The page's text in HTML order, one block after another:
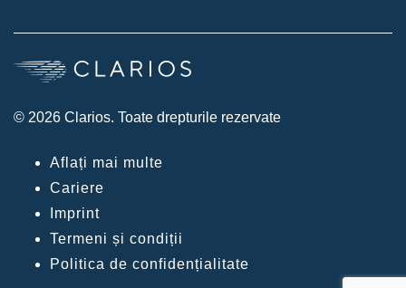
© 2026 Clarios. Toate drepturile rezervate
Aflați mai multe
Cariere
Imprint
Termeni și condiții
Politica de confidențialitate